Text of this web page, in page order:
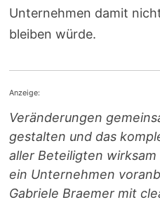
Unternehmen damit
bleiben würde.
Anzeige:
Veränderungen
gestalten und das
aller Beteiligten
ein Unternehmen
Gabriele Braemer mit